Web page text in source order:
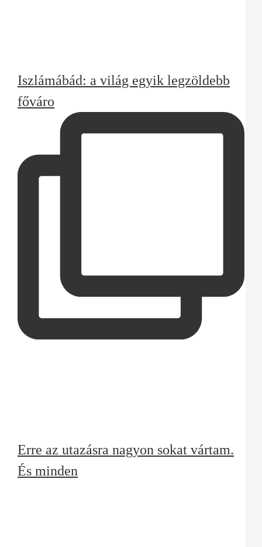
Iszlámábád: a világ egyik legzöldebb
főváro
Erre az utazásra nagyon sokat vártam.
És minden